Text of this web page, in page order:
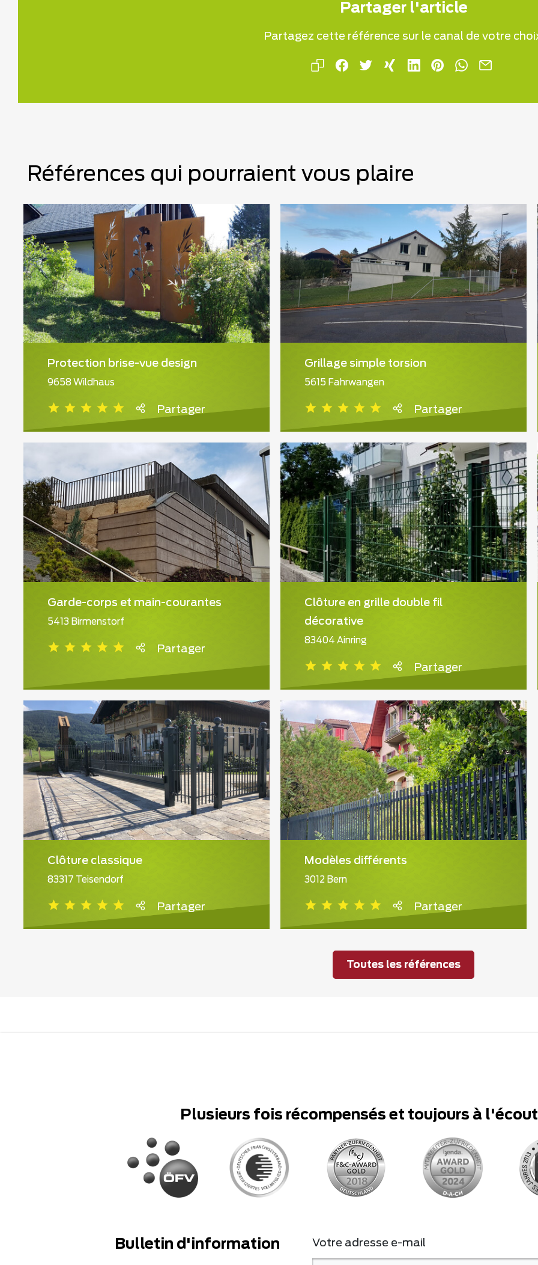
Partager l'article
Partagez cette référence sur le canal de votre
Références qui pourraient vous plaire
Protection brise-vue design
9658 Wildhaus
Partager
Grillage simple torsion
5615 Fahrwangen
Partager
Garde-corps et main-courantes
5413 Birmenstorf
Partager
Clôture en grille double fil
décorative
83404 Ainring
Partager
Clôture classique
83317 Teisendorf
Partager
Modèles différents
3012 Bern
Partager
Toutes les références
Plusieurs fois récompensés et toujours à
Bulletin d'information Votre adresse e-mail